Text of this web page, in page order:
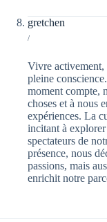
gretchen
/
Vivre activement,
pleine
moment compte,
choses et à nous
expériences. La
incitant à
spectateurs de
présence, nous
passions, mais
enrichit notre